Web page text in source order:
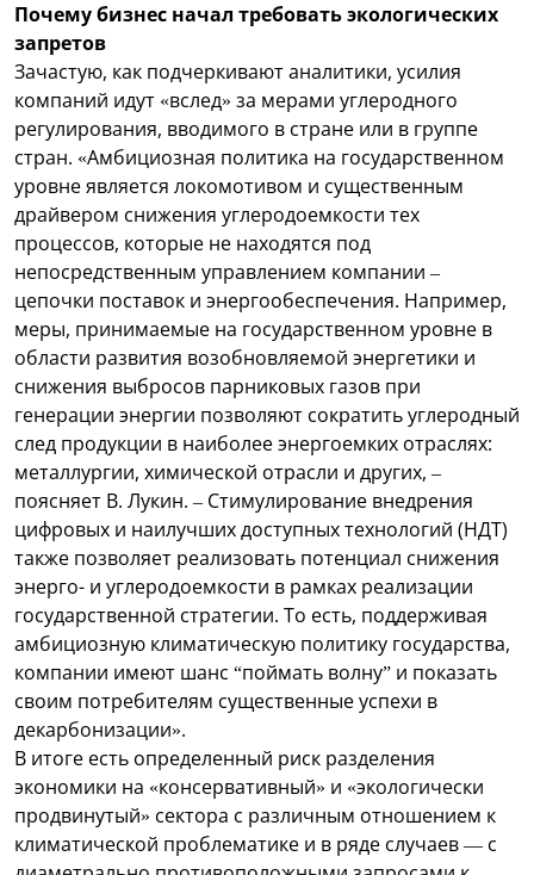
Почему бизнес начал требовать экологических
запретов
Зачастую, как подчеркивают аналитики, усилия
компаний идут «вслед» за мерами углеродного
регулирования, вводимого в стране или в группе
стран. «Амбициозная политика на государственном
уровне является локомотивом и существенным
драйвером снижения углеродоемкости тех
процессов, которые не находятся под
непосредственным управлением компании –
цепочки поставок и энергообеспечения. Например,
меры, принимаемые на государственном уровне в
области развития возобновляемой энергетики и
снижения выбросов парниковых газов при
генерации энергии позволяют сократить углеродный
след продукции в наиболее энергоемких отраслях:
металлургии, химической отрасли и других, –
поясняет В. Лукин. – Стимулирование внедрения
цифровых и наилучших доступных технологий (НДТ)
также позволяет реализовать потенциал снижения
энерго- и углеродоемкости в рамках реализации
государственной стратегии. То есть, поддерживая
амбициозную климатическую политику государства,
компании имеют шанс “поймать волну” и показать
своим потребителям существенные успехи в
декарбонизации».
В итоге есть определенный риск разделения
экономики на «консервативный» и «экологически
продвинутый» сектора с различным отношением к
климатической проблематике и в ряде случаев — с